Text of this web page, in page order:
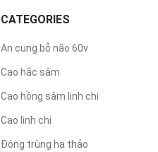
CATEGORIES
An cung bỗ não 60v
Cao hắc sâm
Cao hồng sâm linh chi
Cao linh chi
Đông trùng hạ thảo